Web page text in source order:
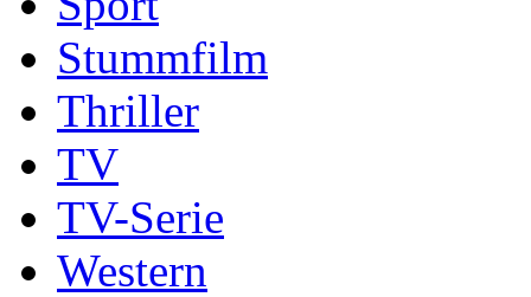
Stummfilm
Thriller
TV
TV-Serie
Western